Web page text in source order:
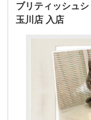
ブリティッシュ
玉川店 入店